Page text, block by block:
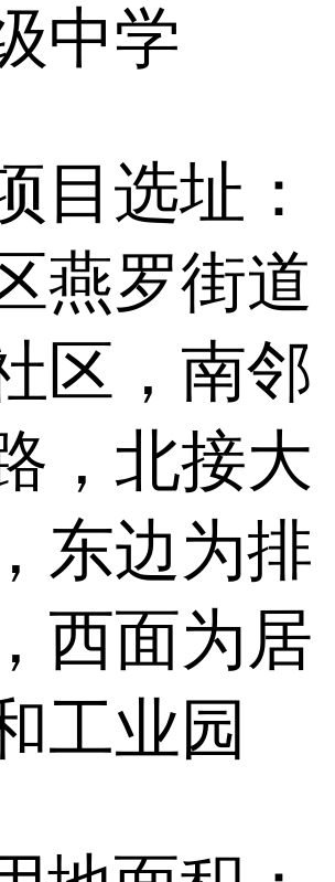
中学
目选址：
燕罗街道
区，南邻
，北接大
东边为排
西面为居
工业园